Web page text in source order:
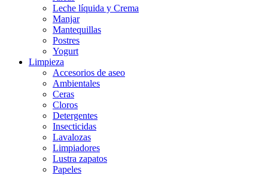
Leche líquida y Crema
Manjar
Mantequillas
Postres
Yogurt
Limpieza
Accesorios de aseo
Ambientales
Ceras
Cloros
Detergentes
Insecticidas
Lavalozas
Limpiadores
Lustra zapatos
Papeles